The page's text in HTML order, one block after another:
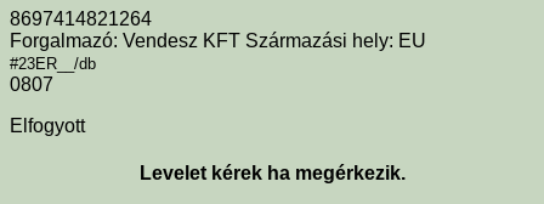
8697414821264
Forgalmazó: Vendesz KFT Származási hely: EU
#23ER__/db
0807
Elfogyott
Levelet kérek ha megérkezik.